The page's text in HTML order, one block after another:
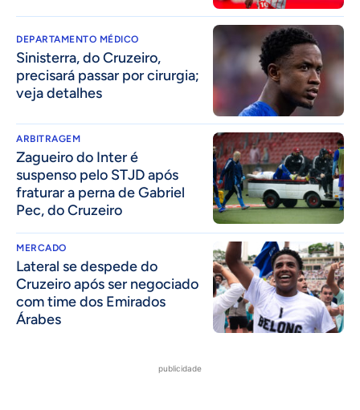
DEPARTAMENTO MÉDICO
Sinisterra, do Cruzeiro,
precisará passar por cirurgia;
veja detalhes
ARBITRAGEM
Zagueiro do Inter é
suspenso pelo STJD após
fraturar a perna de Gabriel
Pec, do Cruzeiro
MERCADO
Lateral se despede do
Cruzeiro após ser negociado
com time dos Emirados
Árabes
publicidade